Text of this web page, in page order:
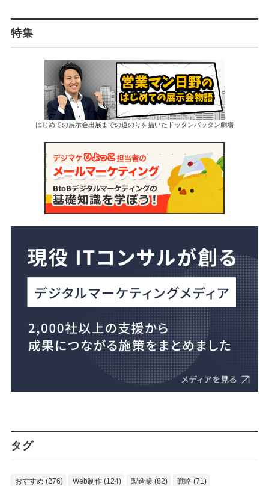
特集
はじめての展示会出展までの道のりを描いたドッタンバッタン劇場
タグ
おすすめ (276) Web制作 (124) 製造業 (82) 戦略 (71)